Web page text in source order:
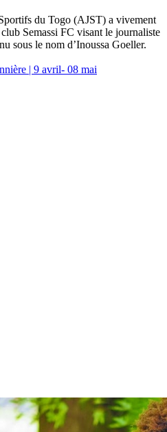
du Togo (AJST) a vivement
Semassi FC visant le journaliste
sous le nom d’Inoussa Goeller.